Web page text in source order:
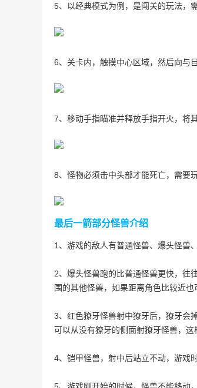
5、以经典模式为例，是闯关的玩法，
6、关卡内，触摸中心区域，然后向与
7、移动手指瞄准并释放手指开火，将
8、怪物必须击中头部才能死亡，需要
最后一箭部分怪兽介绍
1、游戏的敌人有普通怪兽、爆头怪兽
2、爆头怪兽跑的比普通怪兽更快，往
围的其他怪兽，如果距离角色比较近也
3、红色獠牙怪兽射中獠牙后，獠牙会
可以从没有獠牙的侧面射獠牙怪兽，这
4、铠甲怪兽，射中后站立不动，游戏